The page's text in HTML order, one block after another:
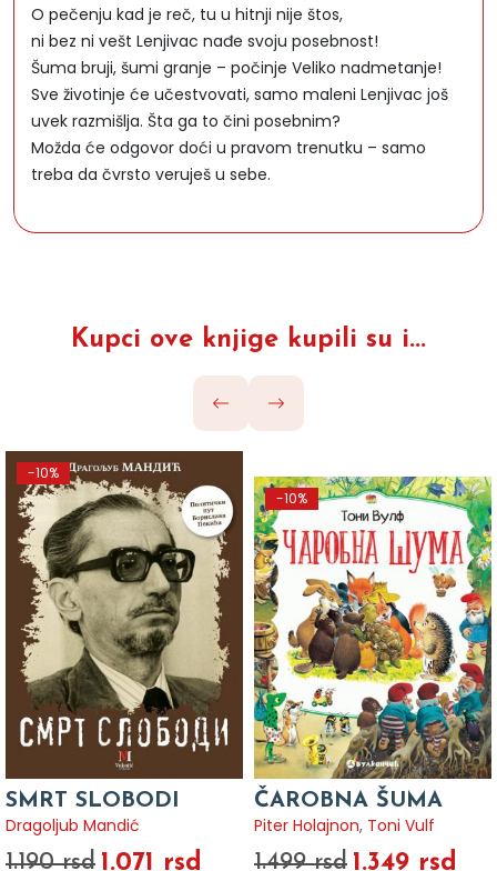
O pečenju kad je reč, tu u hitnji nije štos,
ni bez ni vešt Lenjivac nađe svoju posebnost!
Šuma bruji, šumi granje – počinje Veliko nadmetanje!
Sve životinje će učestvovati, samo maleni Lenjivac još
uvek razmišlja. Šta ga to čini posebnim?
Možda će odgovor doći u pravom trenutku – samo
treba da čvrsto veruješ u sebe.
Kupci ove knjige kupili su i...
-10%
SMRT SLOBODI
Dragoljub Mandić
1.190 rsd 1.071 rsd
-10%
ČAROBNA ŠUMA
Piter Holajnon, Toni Vulf
1.499 rsd 1.349 rsd